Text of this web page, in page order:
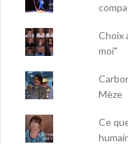
Choix
moi"
Mèze
Ce